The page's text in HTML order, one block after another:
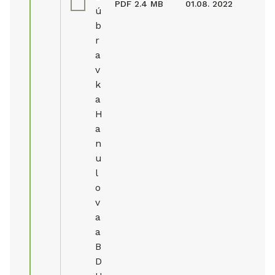
ú
b
r
a
v
k
a
H
a
n
u
l
o
v
a
a
B
D
PDF 2.4 MB 01.08. 2022